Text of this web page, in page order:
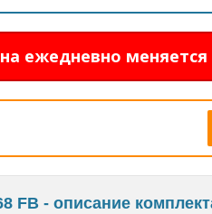
ежедневно
FB - описание